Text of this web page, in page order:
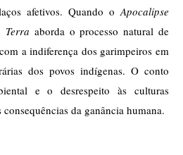
afetivos. Quando o Apocalipse
Terra aborda o processo natural de
a indiferença dos garimpeiros em
dos povos indígenas. O conto
e o desrespeito às culturas
da ganância humana.